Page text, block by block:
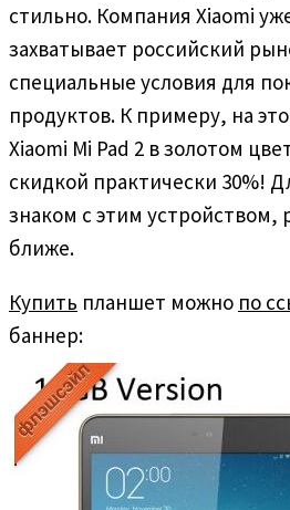
стильно. Компания Xiaomi
захватывает российский
специальные условия для
продуктов. К примеру, на
Xiaomi Mi Pad 2 в золотом
скидкой практически 30%!
знаком с этим устройством,
ближе.
Купить планшет можно по
баннер: